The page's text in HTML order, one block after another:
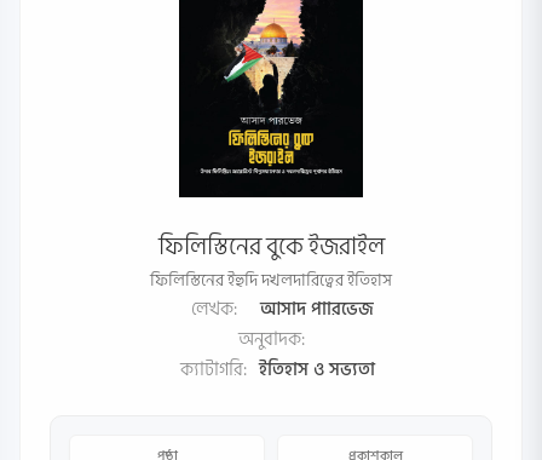
ফিলিস্তিনের বুকে ইজরাইল
ফিলিস্তিনের ইহুদি দখলদারিত্বের ইতিহাস
লেখক:
আসাদ পাারভেজ
অনুবাদক:
ক্যাটাগরি: ইতিহাস ও সভ্যতা